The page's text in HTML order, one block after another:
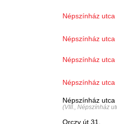
Népszínház utca
Népszínház utca
Népszínház utca
Népszínház utca
Népszínház utca
(VIII., Népszínház
Orczy út 31.